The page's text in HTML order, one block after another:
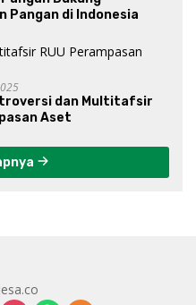
Pangan di Indonesia
dan Multitafsir
Aset